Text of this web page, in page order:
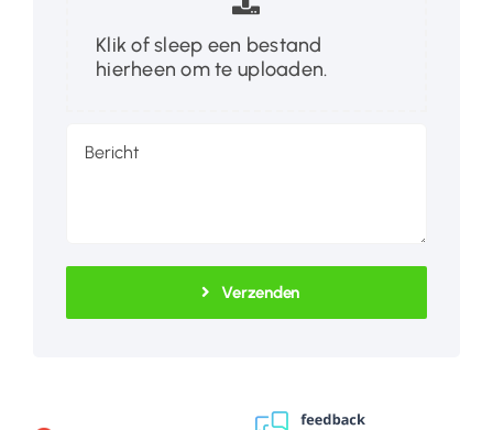
Klik of sleep een bestand
hierheen om te uploaden.
Verzenden